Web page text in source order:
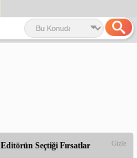
Editörün Seçtiği Fırsatlar Gizle